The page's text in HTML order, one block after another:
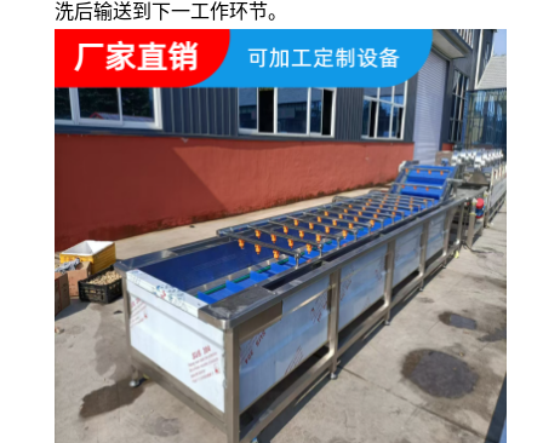
洗后输送到下一工作环节。